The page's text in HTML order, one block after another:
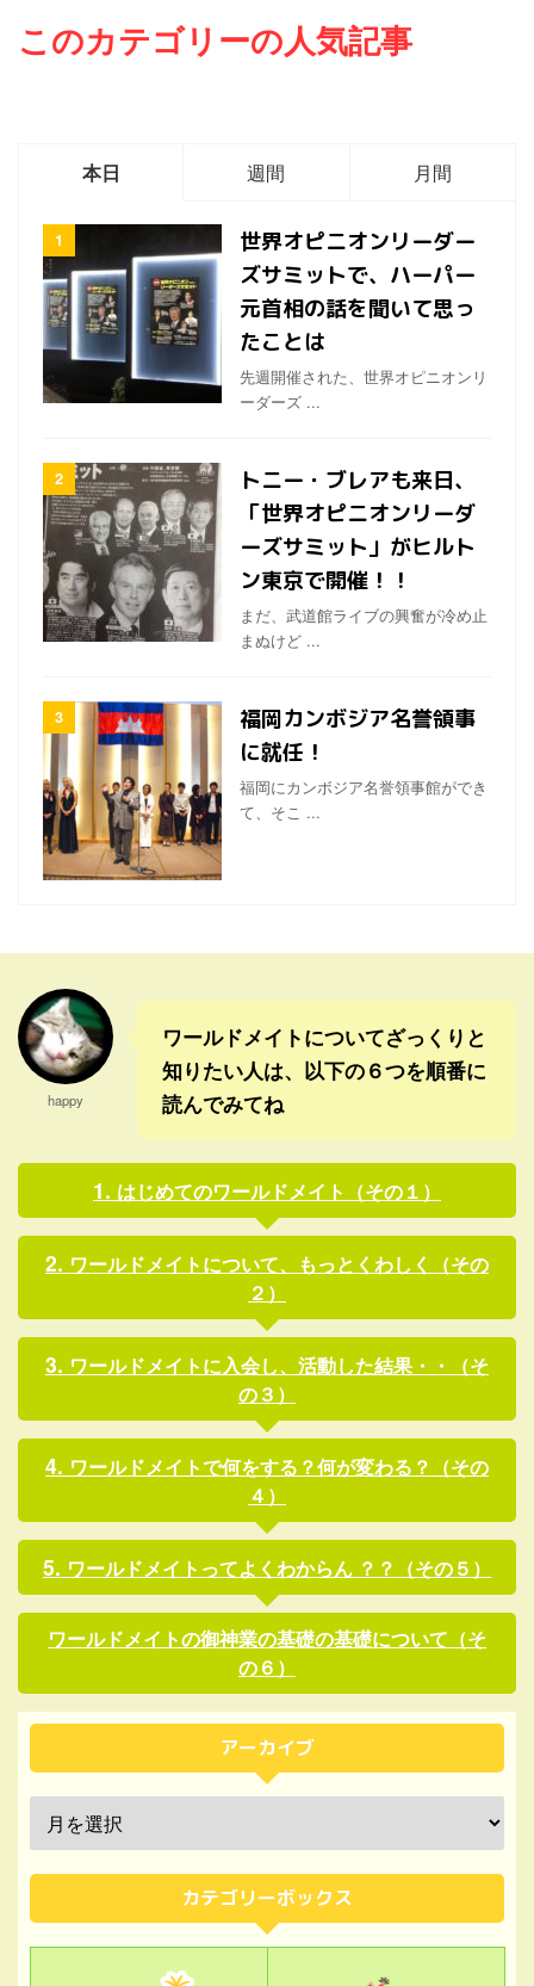
な困難にある人たちを救済援
助したり、福祉・教育・学術
なるけどね。 世界からオピ
２０分くらい、挨拶と今回の
舞台裏のお話しをしていかれ
必ず一度はすべての会場に顔
を見せられる。 わざわざ ...
このカテゴリーの人気記事
本日 週間 月間
世界オピニオンリーダー
ズサミットで、ハーパー
元首相の話を聞いて思っ
たことは
先週開催された、世界オピニオンリ
ーダーズ ...
トニー・ブレアも来日、
「世界オピニオンリーダ
ーズサミット」がヒルト
ン東京で開催！！
まだ、武道館ライブの興奮が冷め止
まぬけど ...
福岡カンボジア名誉領事
に就任！
福岡にカンボジア名誉領事館ができ
て、そこ ...
happy
ワールドメイトについてざっくりと
知りたい人は、以下の６つを順番に
読んでみてね
はじめてのワールドメイト（その１）
ワールドメイトについて、もっとくわしく（その
２）
ワールドメイトに入会し、活動した結果・・（そ
の３）
ワールドメイトで何をする？何が変わる？（その
４）
ワールドメイトってよくわからん ？？（その５）
ワールドメイトの御神業の基礎の基礎について（そ
の６）
アーカイブ
カテゴリーボックス